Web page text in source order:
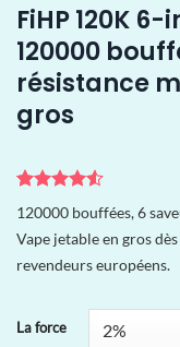
FiHP 120K
120000
résistance
gros
Noté 4.5
sur 5 basé
sur
4
notations
client
120000 bouffées, 6
Vape jetable en gros
revendeurs européens.
La force